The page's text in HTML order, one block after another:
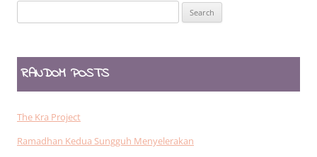
for:
RANDOM POSTS
The Kra Project
Ramadhan Kedua Sungguh Menyelerakan